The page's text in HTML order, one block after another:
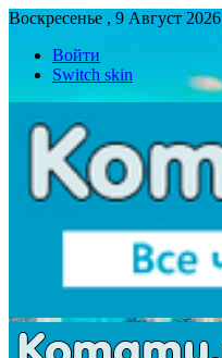
Воскресенье , 9 Август 2026
Войти
Switch skin